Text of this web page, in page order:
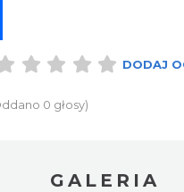
DODAJ
0 głosy)
GALERIA